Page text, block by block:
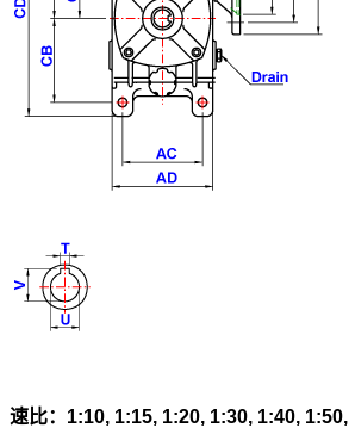
速比： 1:10, 1:15, 1:20, 1:30, 1:40, 1:50,